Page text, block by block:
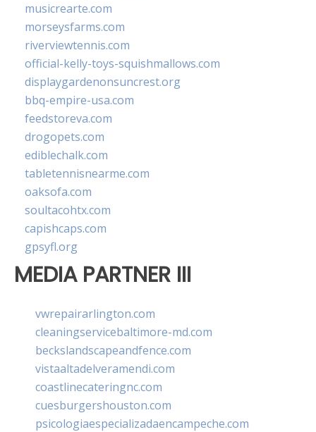
musicrearte.com
morseysfarms.com
riverviewtennis.com
official-kelly-toys-squishmallows.com
displaygardenonsuncrest.org
bbq-empire-usa.com
feedstoreva.com
drogopets.com
ediblechalk.com
tabletennisnearme.com
oaksofa.com
soultacohtx.com
capishcaps.com
gpsyfl.org
MEDIA PARTNER III
vwrepairarlington.com
cleaningservicebaltimore-md.com
beckslandscapeandfence.com
vistaaltadelveramendi.com
coastlinecateringnc.com
cuesburgershouston.com
psicologiaespecializadaencampeche.com